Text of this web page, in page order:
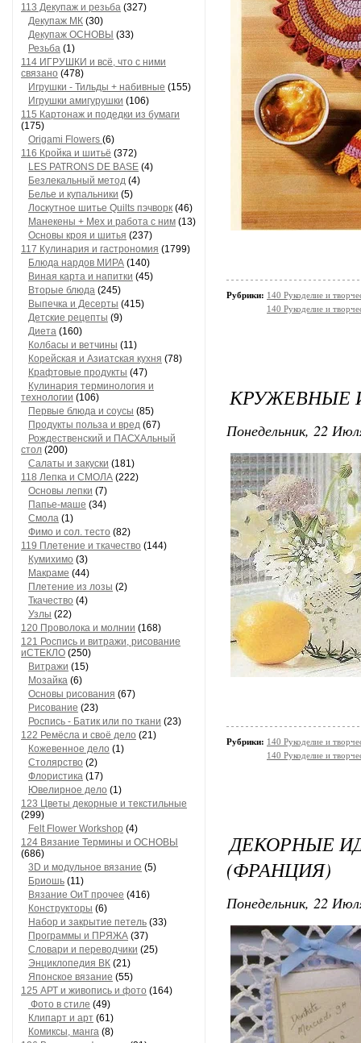
113 Декупаж и резьба (327)
Декупаж МК (30)
Декупаж ОСНОВЫ (33)
Резьба (1)
114 ИГРУШКИ и всё, что с ними
связано (478)
Игрушки - Тильды + набивные (155)
Игрушки амигурушки (106)
115 Картонаж и подедки из бумаги
(175)
Origami Flowers (6)
116 Кройка и шитьё (372)
LES PATRONS DE BASE (4)
Безлекальный метод (4)
Белье и купальники (5)
Лоскутное шитье Quilts пэчворк (46)
Манекены + Мех и работа с ним (13)
Основы кроя и шитья (237)
117 Кулинария и гастрономия (1799)
Блюда нардов МИРА (140)
Виная карта и напитки (45)
Вторые блюда (245)
Выпечка и Десерты (415)
Детские рецепты (9)
Диета (160)
Колбасы и ветчины (11)
Корейская и Азиатская кухня (78)
Крафтовые продукты (47)
Кулинария терминология и
технологии (106)
Первые блюда и соусы (85)
Продукты польза и вред (67)
Рождественский и ПАСХАльный
стол (200)
Салаты и закуски (181)
118 Лепка и СМОЛА (222)
Основы лепки (7)
Папье-маше (34)
Смола (1)
Фимо и сол. тесто (82)
119 Плетение и ткачество (144)
Кумихимо (3)
Макраме (44)
Плетение из лозы (2)
Ткачество (4)
Узлы (22)
120 Проволока и молнии (168)
121 Роспись и витражи, рисование
иСТЕКЛО (250)
Витражи (15)
Мозайка (6)
Основы рисования (67)
Рисование (23)
Роспись - Батик или по ткани (23)
122 Ремёсла и своё дело (21)
Кожевенное дело (1)
Столярство (2)
Флористика (17)
Ювелирное дело (1)
123 Цветы декорные и текстильные
(299)
Felt Flower Workshop (4)
124 Вязание Термины и ОСНОВЫ
(686)
3D и модульное вязание (5)
Бриошь (11)
Вязание ОиТ прочее (416)
Конструкторы (6)
Набор и закрытие петель (33)
Программы и ПРЯЖА (37)
Словари и переводчики (25)
Энциклопедия ВК (21)
Японское вязание (55)
125 АРТ и живопись и фото (164)
Фото в стиле (49)
Клипарт и арт (61)
Комиксы, манга (8)
Рубрики: 140 Рукоделие и
140 Рукоделие и
КРУЖЕВНЫЕ
Понедельник, 22
Рубрики: 140 Рукоделие и
140 Рукоделие и
ДЕКОРНЫЕ
(ФРАНЦИЯ)
Понедельник, 22